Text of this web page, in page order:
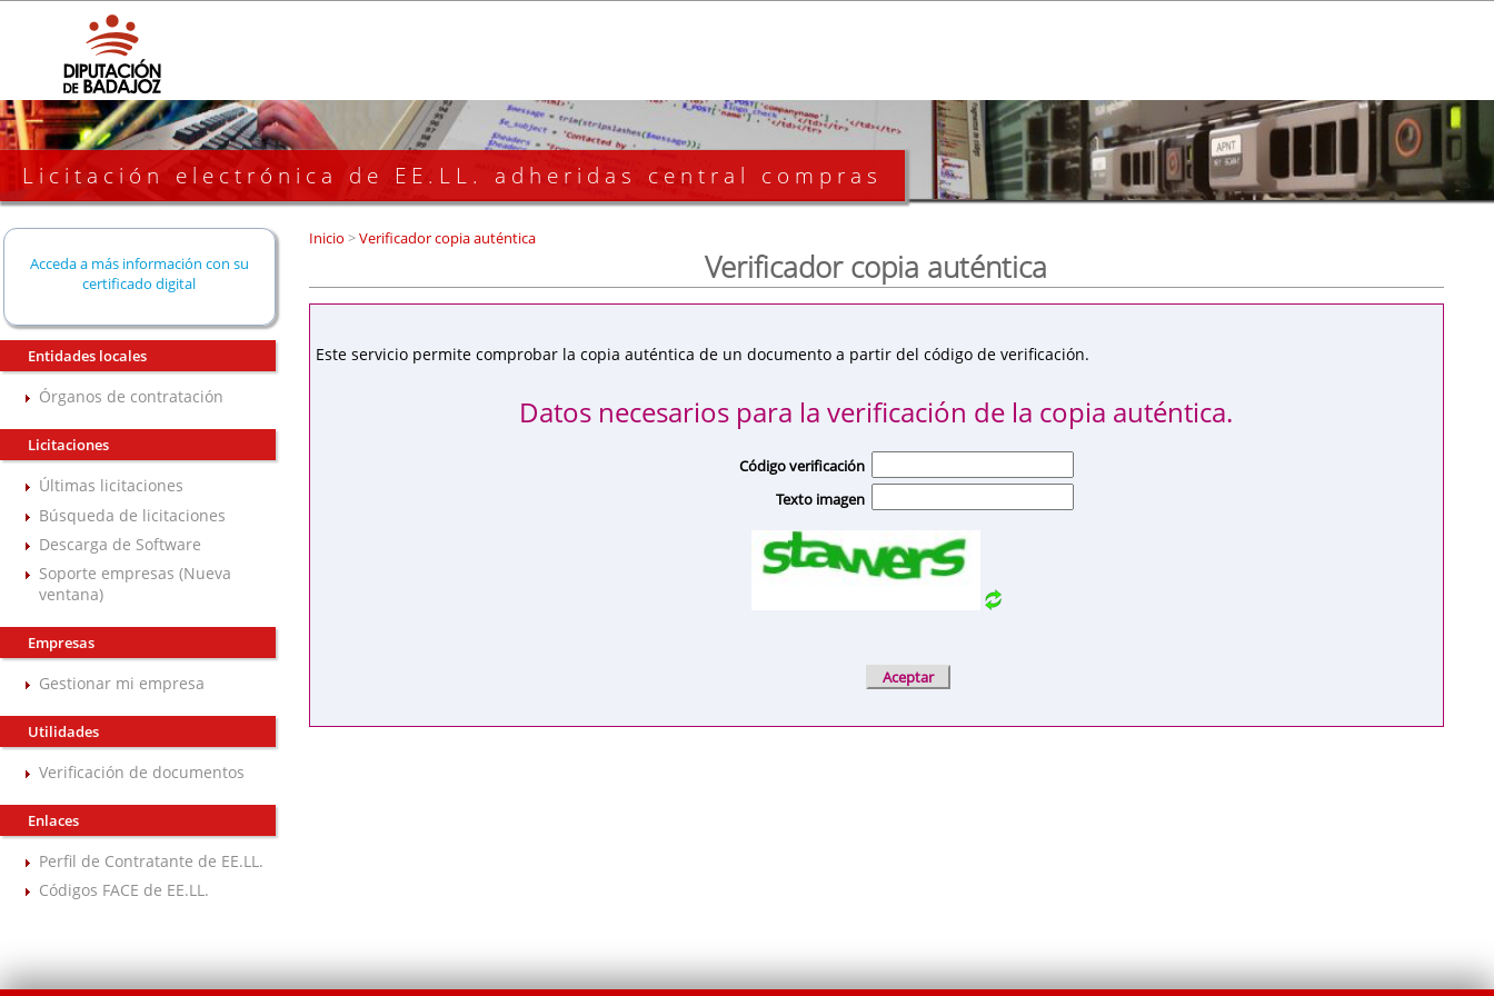
Licitación electrónica de EE.LL. adheridas central compras
Acceda a más información con su
certificado digital
Entidades locales
Órganos de contratación
Licitaciones
Últimas licitaciones
Búsqueda de licitaciones
Descarga de Software
Soporte empresas (Nueva
ventana)
Empresas
Gestionar mi empresa
Utilidades
Verificación de documentos
Enlaces
Perfil de Contratante de EE.LL.
Códigos FACE de EE.LL.
Inicio >Verificador copia auténtica
Verificador copia auténtica
Este servicio permite comprobar la copia auténtica de un documento a partir del código de verificación.
Datos necesarios para la verificación de la copia auténtica.
Código verificación
Texto imagen